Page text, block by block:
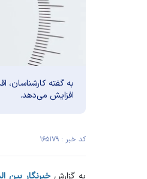
به گفته
افزایش می‌دهد.
کد خبر : ۱۶۵۱۷۹
به گزارش خبرنگار بین